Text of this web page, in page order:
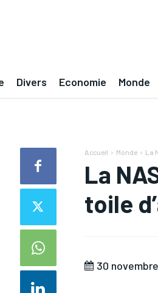
Divers Economie Monde
Accueil Monde La
La
toile
30